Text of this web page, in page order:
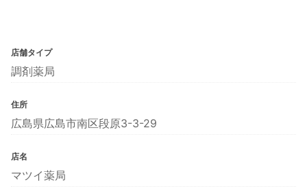
店舗タイプ
調剤薬局
住所
広島県広島市南区段原3-3-29
店名
マツイ薬局